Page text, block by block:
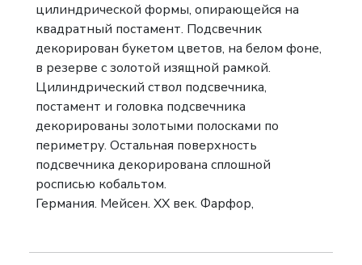
цилиндрической формы, опирающейся на
квадратный постамент. Подсвечник
декорирован букетом цветов, на белом фоне,
в резерве с золотой изящной рамкой.
Цилиндрический ствол подсвечника,
постамент и головка подсвечника
декорированы золотыми полосками по
периметру. Остальная поверхность
подсвечника декорирована сплошной
росписью кобальтом.
Германия. Мейсен. ХХ век. Фарфор,